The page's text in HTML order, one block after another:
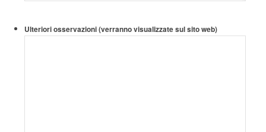
Ulteriori osservazioni (verranno visualizzate sul sito web)